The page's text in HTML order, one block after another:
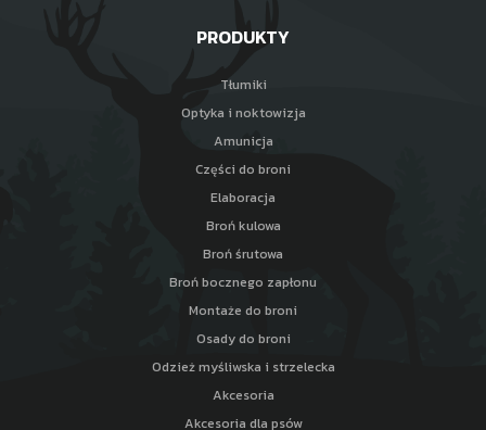
PRODUKTY
Tłumiki
Optyka i noktowizja
Amunicja
Części do broni
Elaboracja
Broń kulowa
Broń śrutowa
Broń bocznego zapłonu
Montaże do broni
Osady do broni
Odzież myśliwska i strzelecka
Akcesoria
Akcesoria dla psów